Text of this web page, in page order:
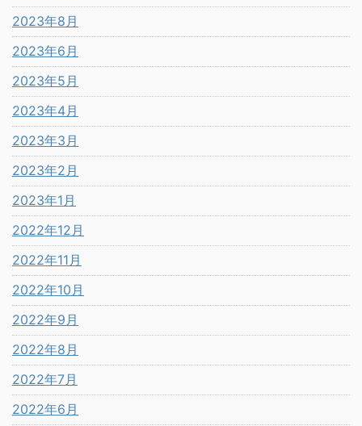
2023年8月
2023年6月
2023年5月
2023年4月
2023年3月
2023年2月
2023年1月
2022年12月
2022年11月
2022年10月
2022年9月
2022年8月
2022年7月
2022年6月